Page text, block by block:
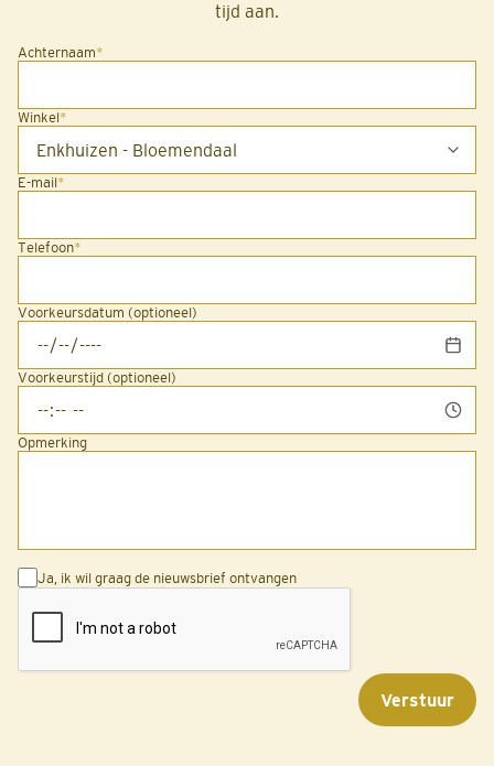
tijd aan.
Achternaam*
Winkel*
E-mail*
Telefoon*
Voorkeursdatum (optioneel)
Voorkeurstijd (optioneel)
Opmerking
Ja, ik wil graag de nieuwsbrief ontvangen